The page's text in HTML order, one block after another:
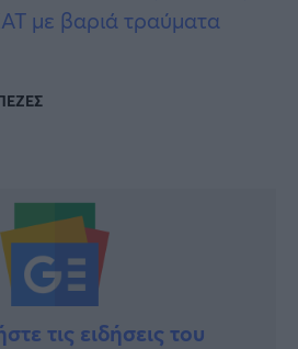
με βαριά τραύματα
τις ειδήσεις του